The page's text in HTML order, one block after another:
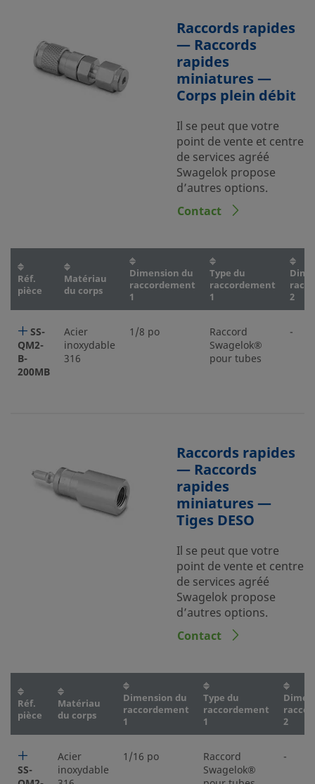
Raccords rapides
— Raccords
rapides
miniatures —
Corps plein débit
Il se peut que votre
point de vente et centre
de services agréé
Swagelok propose
d’autres options.
Contact
Réf.
pièce
Matériau
du corps
Dimension du
raccordement
1
Type du
raccordement
1
2
SS-
QM2-
B-
200MB
Acier
inoxydable
316
1/8 po
Raccord
Swagelok®
pour tubes
-
Raccords rapides
— Raccords
rapides
miniatures —
Tiges DESO
Il se peut que votre
point de vente et centre
de services agréé
Swagelok propose
d’autres options.
Contact
Réf.
pièce
Matériau
du corps
Dimension du
raccordement
1
Type du
raccordement
1
2
SS-
Acier
inoxydable
1/16 po
Raccord
Swagelok®
-